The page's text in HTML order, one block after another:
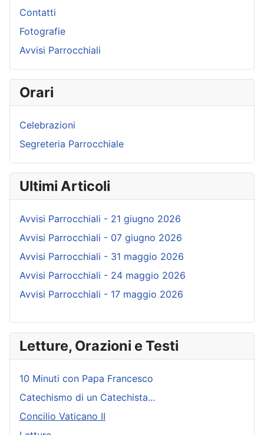
Contatti
Fotografie
Avvisi Parrocchiali
Orari
Celebrazioni
Segreteria Parrocchiale
Ultimi Articoli
Avvisi Parrocchiali - 21 giugno 2026
Avvisi Parrocchiali - 07 giugno 2026
Avvisi Parrocchiali - 31 maggio 2026
Avvisi Parrocchiali - 24 maggio 2026
Avvisi Parrocchiali - 17 maggio 2026
Letture, Orazioni e Testi
10 Minuti con Papa Francesco
Catechismo di un Catechista...
Concilio Vaticano II